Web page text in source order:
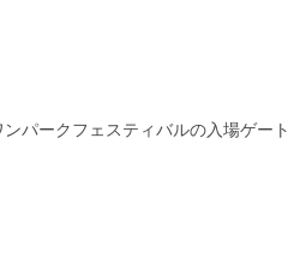
パークフェスティバルの入場ゲート